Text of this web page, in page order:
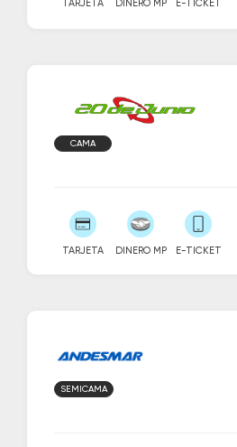
TARJETA DINERO MP E-TICKET
CAMA
TARJETA DINERO MP E-TICKET
SEMICAMA